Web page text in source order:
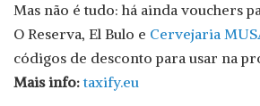
Mas não é tudo: há ainda vouchers
O Reserva, El Bulo e Cervejaria
códigos de desconto para usar na
Mais info: taxify.eu